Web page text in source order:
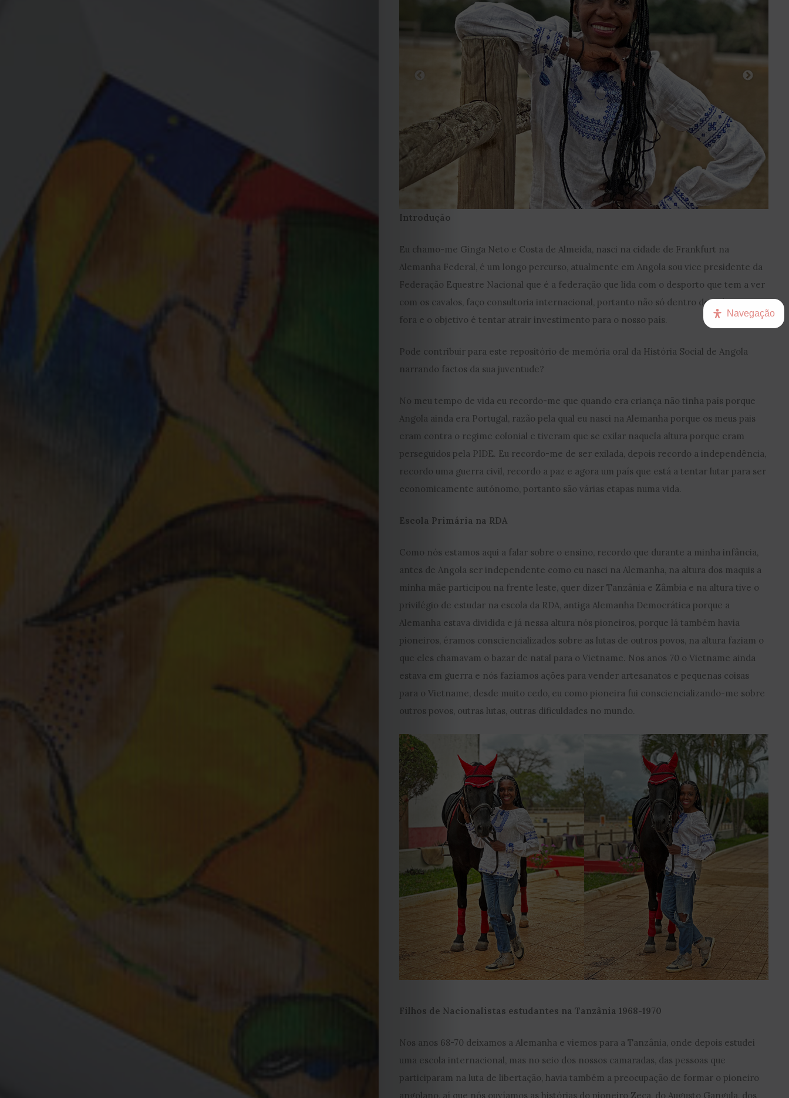
EDIÇÃO
DE
JULHO
2026
2025
2024
2023
2022
2021
Obras
de
Capa
Contactos
Estatuto
Editorial
Política
de
privacidade
Termos
e
Condições
Política
Cookies
Introdução
Eu chamo-me Ginga Neto e Costa de Almeida, nasci na cidade de Frankfurt na
Alemanha Federal, é um longo percurso, atualmente em Angola sou vice presidente da
Federação Equestre Nacional que é a federação que lida com o desporto que tem a ver
com os cavalos, faço consultoria internacional, portanto não só dentro do país como
fora e o objetivo é tentar atrair investimento para o nosso país.
Pode contribuir para este repositório de memória oral da História Social de Angola
narrando factos da sua juventude?
No meu tempo de vida eu recordo-me que quando era criança não tinha país porque
Angola ainda era Portugal, razão pela qual eu nasci na Alemanha porque os meus pais
eram contra o regime colonial e tiveram que se exilar naquela altura porque eram
perseguidos pela PIDE. Eu recordo-me de ser exilada, depois recordo a independência,
recordo uma guerra civil, recordo a paz e agora um país que está a tentar lutar para ser
economicamente autónomo, portanto são várias etapas numa vida.
Escola Primária na RDA
Como nós estamos aqui a falar sobre o ensino, recordo que durante a minha infância,
antes de Angola ser independente como eu nasci na Alemanha, na altura dos maquis a
minha mãe participou na frente leste, quer dizer Tanzânia e Zâmbia e na altura tive o
privilégio de estudar na escola da RDA, antiga Alemanha Democrática porque a
Alemanha estava dividida e já nessa altura nós pioneiros, porque lá também havia
pioneiros, éramos consciencializados sobre as lutas de outros povos, na altura faziam o
que eles chamavam o bazar de natal para o Vietname. Nos anos 70 o Vietname ainda
estava em guerra e nós fazíamos ações para vender artesanatos e pequenas coisas
para o Vietname, desde muito cedo, eu como pioneira fui consciencializando-me sobre
outros povos, outras lutas, outras dificuldades no mundo.
Filhos de Nacionalistas estudantes na Tanzânia 1968-1970
Nos anos 68-70 deixamos a Alemanha e viemos para a Tanzânia, onde depois estudei
uma escola internacional, mas no seio dos nossos camaradas, das pessoas que
participaram na luta de libertação, havia também a preocupação de formar o pioneiro
angolano, aí que nós ouvíamos as histórias do pioneiro Zeca, do Augusto Gangula, dos
Navegação